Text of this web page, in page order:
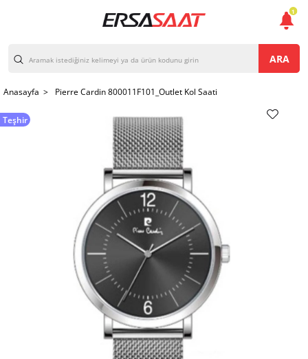
ARA
Anasayfa > Pierre Cardin 800011F101_Outlet Kol Saati
Teşhir
1